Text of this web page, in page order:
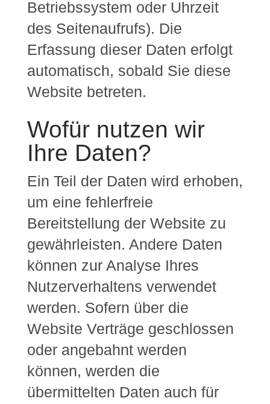
Betriebssystem oder Uhrzeit
des Seitenaufrufs). Die
Erfassung dieser Daten erfolgt
automatisch, sobald Sie diese
Website betreten.
Wofür nutzen wir
Ihre Daten?
Ein Teil der Daten wird erhoben,
um eine fehlerfreie
Bereitstellung der Website zu
gewährleisten. Andere Daten
können zur Analyse Ihres
Nutzerverhaltens verwendet
werden. Sofern über die
Website Verträge geschlossen
oder angebahnt werden
können, werden die
übermittelten Daten auch für